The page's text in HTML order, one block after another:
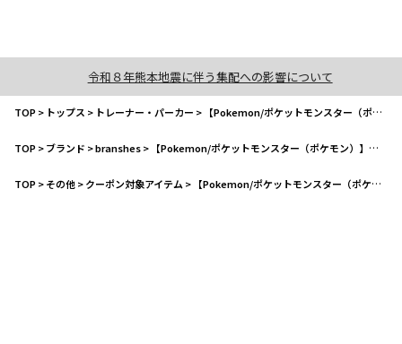
令和８年熊本地震に伴う集配への影響について
TOP> トップス > トレーナー・パーカー > 【Pokemon/ポケットモンスター（ポケモン）】裏起毛トレーナー
TOP>ブランド >branshes> 【Pokemon/ポケットモンスター（ポケモン）】裏起毛トレーナー
TOP>その他>クーポン対象アイテム > 【Pokemon/ポケットモンスター（ポケモン）】裏起毛トレーナー